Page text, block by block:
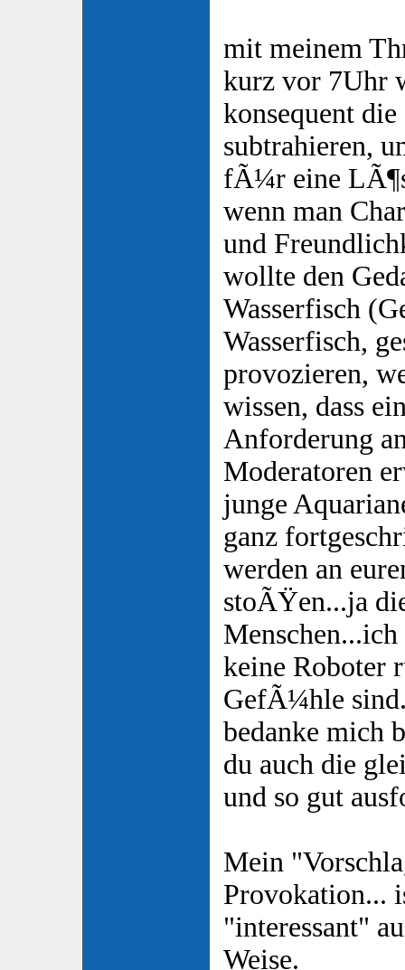
mit meinem
kurz vor 7Uhr
konsequent
subtrahieren,
fÃ¼r eine
wenn man
und
wollte den
Wasserfisch
Wasserfisch,
provozieren,
wissen, dass
Anforderung
Moderatoren
junge
ganz
werden an
stoÃŸen...ja
keine Roboter
GefÃ¼hle
bedanke mich
du auch die
und so gut
Mein
Provokation...
"interessant"
Weise.